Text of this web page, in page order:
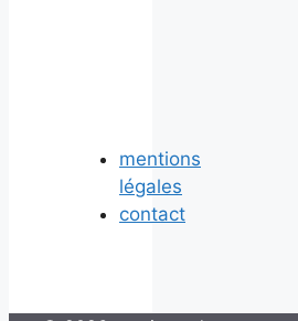
mentions
légales
contact